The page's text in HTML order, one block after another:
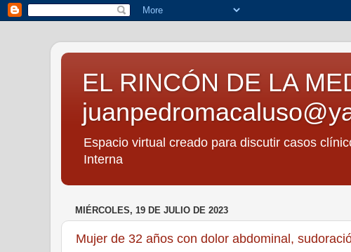
EL RINCÓN DE LA
Espacio virtual creado para discutir casos
Interna
MIÉRCOLES, 19 DE JULIO DE 2023
Mujer de 32 años con dolor abdominal,